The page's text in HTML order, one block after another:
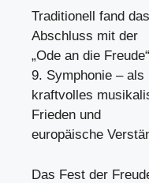
Traditionell fand
Abschluss mit der
„Ode an die
9. Symphonie – als
kraftvolles
Frieden und
europäische
Das Fest der